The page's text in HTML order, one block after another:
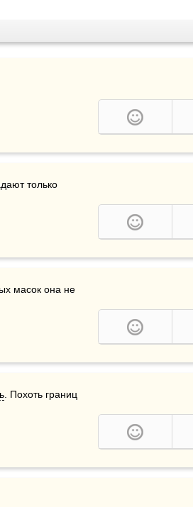
только
масок она не
. Похоть границ